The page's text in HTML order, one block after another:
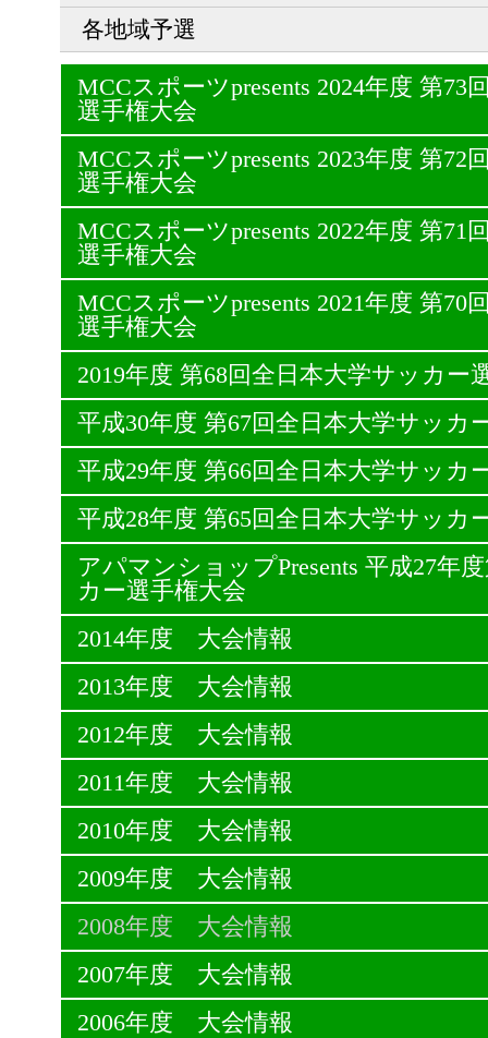
各地域予選
MCCスポーツpresents 2024年度 第73
選手権大会
MCCスポーツpresents 2023年度 第72
選手権大会
MCCスポーツpresents 2022年度 第71
選手権大会
MCCスポーツpresents 2021年度 第70
選手権大会
2019年度 第68回全日本大学サッカー
平成30年度 第67回全日本大学サッカ
平成29年度 第66回全日本大学サッカ
平成28年度 第65回全日本大学サッカ
アパマンショップPresents 平成27年
カー選手権大会
2014年度 大会情報
2013年度 大会情報
2012年度 大会情報
2011年度 大会情報
2010年度 大会情報
2009年度 大会情報
2008年度 大会情報
2007年度 大会情報
2006年度 大会情報